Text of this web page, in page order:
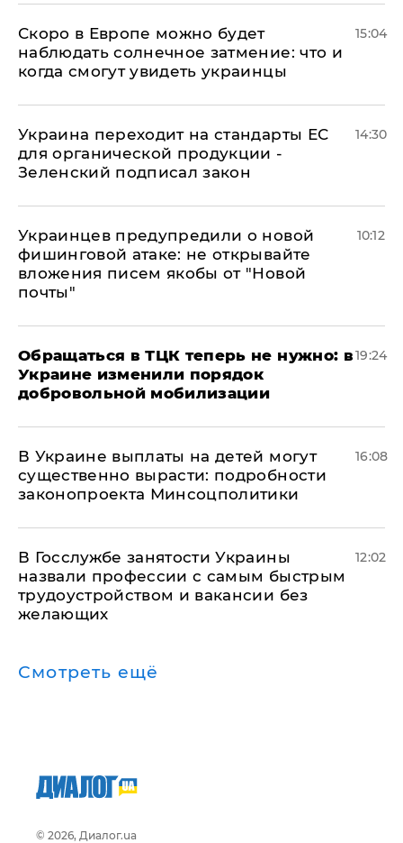
Скоро в Европе можно будет
наблюдать солнечное затмение: что и
когда смогут увидеть украинцы
15:04
Украина переходит на стандарты ЕС
для органической продукции -
Зеленский подписал закон
14:30
Украинцев предупредили о новой
фишинговой атаке: не открывайте
вложения писем якобы от "Новой
почты"
10:12
Обращаться в ТЦК теперь не нужно: в
Украине изменили порядок
добровольной мобилизации
19:24
В Украине выплаты на детей могут
существенно вырасти: подробности
законопроекта Минсоцполитики
16:08
В Госслужбе занятости Украины
назвали профессии с самым быстрым
трудоустройством и вакансии без
желающих
12:02
Смотреть ещё
© 2026, Диалог.ua